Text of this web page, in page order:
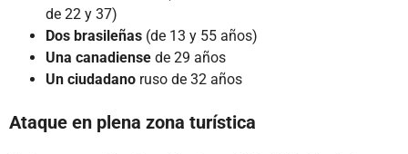
de 22 y 37)
Dos brasileñas (de 13 y 55 años)
Una canadiense de 29 años
Un ciudadano ruso de 32 años
Ataque en plena zona turística